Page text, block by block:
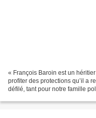
« François Baroin est un
profiter des protections qu’il a
défilé, tant pour notre famille